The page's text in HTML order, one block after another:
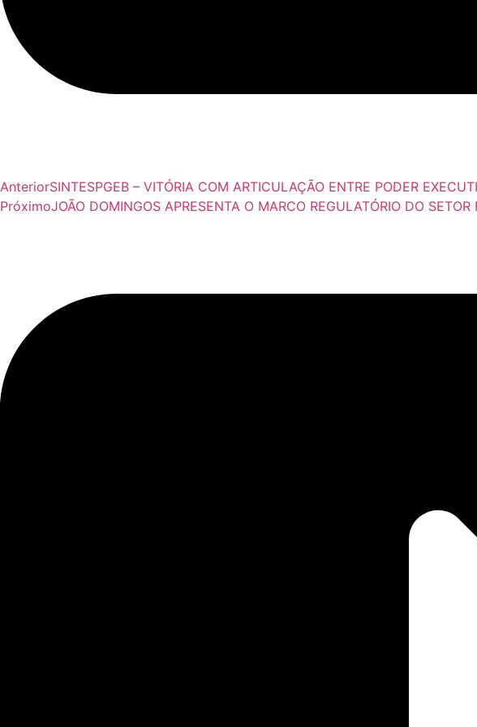
AnteriorSINTESPGEB – VITÓRIA COM ARTICULAÇÃO ENTRE PODER
PróximoJOÃO DOMINGOS APRESENTA O MARCO REGULATÓRIO DO